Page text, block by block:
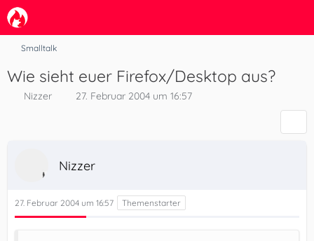
Smalltalk
Wie sieht euer Firefox/Desktop aus?
Nizzer 27. Februar 2004 um 16:57
Nizzer
27. Februar 2004 um 16:57